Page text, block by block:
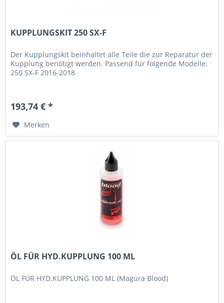
KUPPLUNGSKIT 250 SX-F
Der Kupplungskit beinhaltet alle Teile die zur Reparatur der
Kupplung benötigt werden. Passend für folgende Modelle:
250 SX-F 2016-2018
193,74 € *
Merken
ÖL FÜR HYD.KUPPLUNG 100 ML
ÖL FÜR HYD.KUPPLUNG 100 ML (Magura Blood)